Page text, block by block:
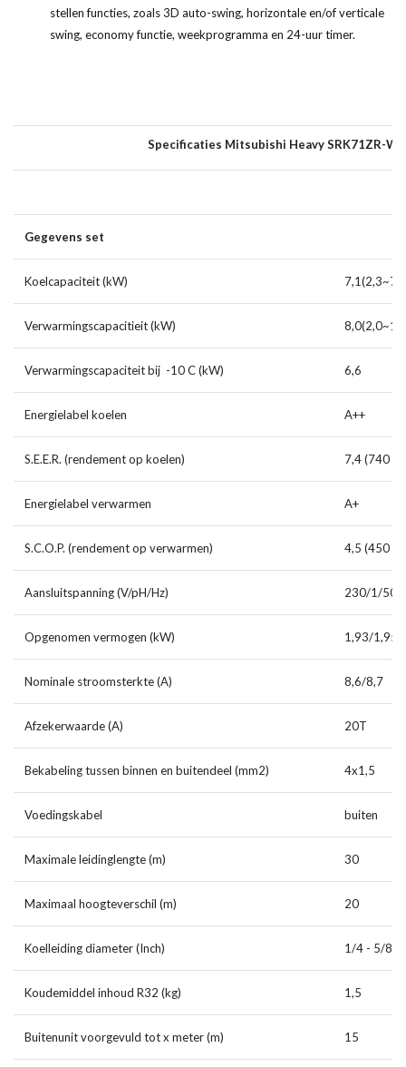
stellen functies, zoals 3D auto-swing, horizontale en/of verticale
swing, economy functie, weekprogramma en 24-uur timer.
Specificaties Mitsubishi Heavy SRK71ZR-WF
Gegevens set
Koelcapaciteit (kW)
Verwarmingscapacitieit (kW)
Verwarmingscapaciteit bij -10 C (kW) 6,6
Energielabel koelen A++
S.E.E.R. (rendement op koelen) 7,4 (740 %)
Energielabel verwarmen A+
S.C.O.P. (rendement op verwarmen) 4,5 (450 %)
Aansluitspanning (V/pH/Hz) 230/1/50
Opgenomen vermogen (kW) 1,93/1,95
Nominale stroomsterkte (A) 8,6/8,7
Afzekerwaarde (A) 20T
Bekabeling tussen binnen en buitendeel (mm2) 4x1,5
Voedingskabel buiten
Maximale leidinglengte (m) 30
Maximaal hoogteverschil (m) 20
Koelleiding diameter (Inch) 1/4 - 5/8
Koudemiddel inhoud R32 (kg) 1,5
Buitenunit voorgevuld tot x meter (m) 15